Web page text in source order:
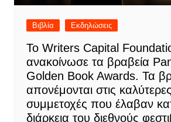
Βιβλία Εκδηλώσεις
Το Writers Capital
ανακοίνωσε τα βραβεία
Golden Book Awards. Τα
απονέμονται στις καλύτερες
συμμετοχές που έλαβαν
διάρκεια του διεθνούς